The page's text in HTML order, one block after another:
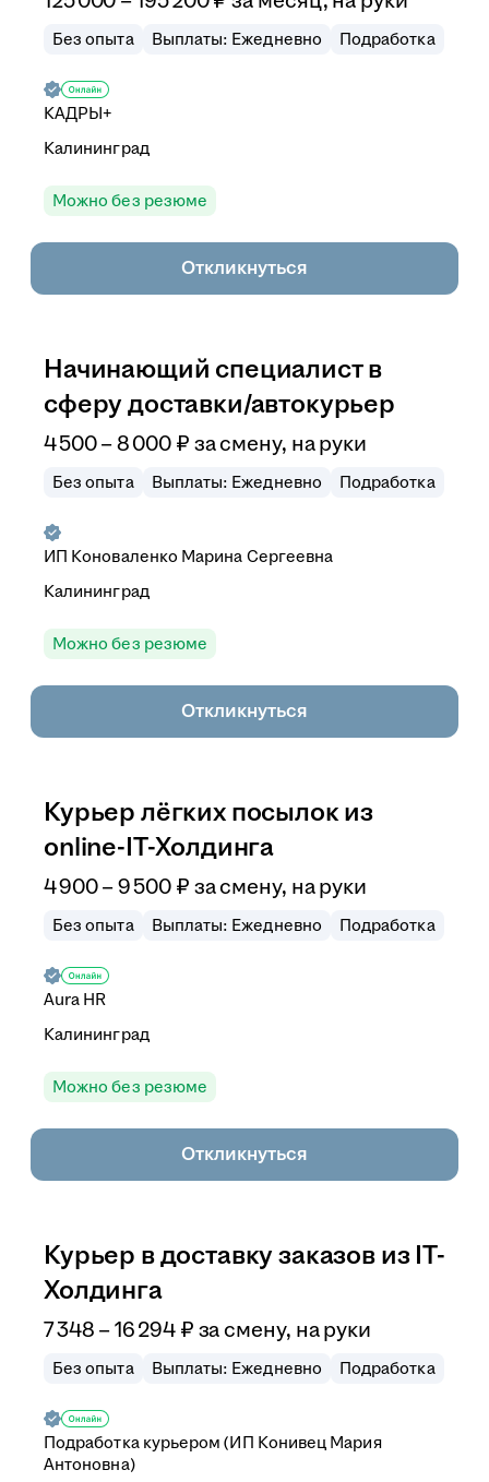
Без опыта Выплаты: Ежедневно Подработка
КАДРЫ+
Калининград
Можно без резюме
Откликнуться
Начинающий специалист в
сферу доставки/автокурьер
4 500–8 000 ₽ за смену, на руки
Без опыта Выплаты: Ежедневно Подработка
ИП Коноваленко Марина Сергеевна
Калининград
Можно без резюме
Откликнуться
Курьер лёгких посылок из
online-IT-Холдинга
4 900–9 500 ₽ за смену, на руки
Без опыта Выплаты: Ежедневно Подработка
Aura HR
Калининград
Можно без резюме
Откликнуться
Курьер в доставку заказов из IT-
Холдинга
7 348 –16 294 ₽ за смену, на руки
Без опыта Выплаты: Ежедневно Подработка
Подработка курьером (ИП Конивец Мария
Антоновна)